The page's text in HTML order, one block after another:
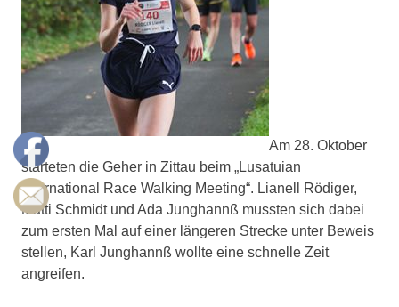
Am 28. Oktober
starteten die Geher in Zittau beim „Lusatuian
International Race Walking Meeting“. Lianell Rödiger,
Matti Schmidt und Ada Junghannß mussten sich dabei
zum ersten Mal auf einer längeren Strecke unter Beweis
stellen, Karl Junghannß wollte eine schnelle Zeit
angreifen.